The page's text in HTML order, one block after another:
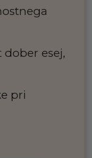
esej,
pri